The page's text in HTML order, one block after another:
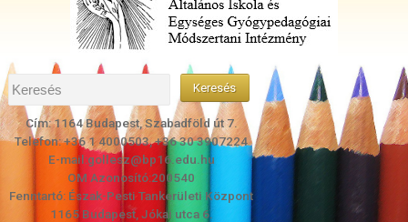
Cím: 1164 Budapest, Szabadföld út 7.
Telefon: +36 1 4000503, +36 30 3907224
E-mail:gollesz@bp16.edu.hu
OM Azonosító:200540
Fenntartó: Észak-Pesti Tankerületi Központ
1165 Budapest, Jókai utca 6.